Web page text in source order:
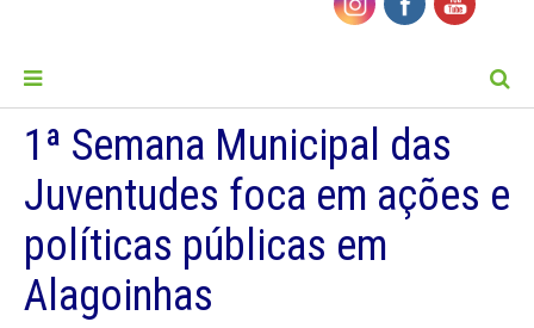
1ª Semana Municipal das
Juventudes foca em ações e
políticas públicas em
Alagoinhas